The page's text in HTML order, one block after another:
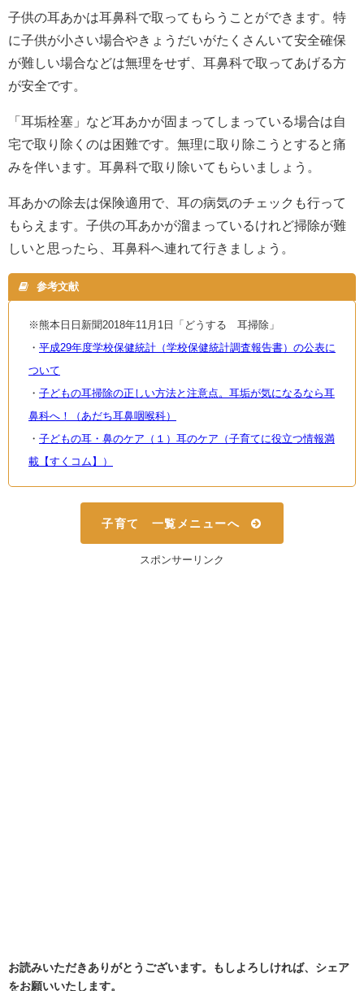
子供の耳あかは耳鼻科で取ってもらうことができます。特
に子供が小さい場合やきょうだいがたくさんいて安全確保
が難しい場合などは無理をせず、耳鼻科で取ってあげる方
が安全です。
「耳垢栓塞」など耳あかが固まってしまっている場合は自
宅で取り除くのは困難です。無理に取り除こうとすると痛
みを伴います。耳鼻科で取り除いてもらいましょう。
耳あかの除去は保険適用で、耳の病気のチェックも行って
もらえます。子供の耳あかが溜まっているけれど掃除が難
しいと思ったら、耳鼻科へ連れて行きましょう。
参考文献
※熊本日日新聞2018年11月1日「どうする 耳掃除」
・ 平成29年度学校保健統計（学校保健統計調査報告書）の公表に
ついて
・ 子どもの耳掃除の正しい方法と注意点。耳垢が気になるなら耳
鼻科へ！（あだち耳鼻咽喉科）
・ 子どもの耳・鼻のケア（１）耳のケア（子育てに役立つ情報満
載【すくコム】）
子育て 一覧メニューへ
スポンサーリンク
お読みいただきありがとうございます。もしよろしければ、シェア
をお願いいたします。